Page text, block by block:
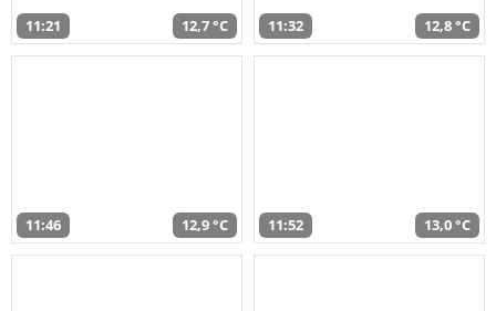
11:21 12,7 °C 11:32 12,8 °C
11:46 12,9 °C 11:52 13,0 °C